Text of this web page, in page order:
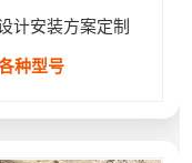
计安装方案定制
种型号